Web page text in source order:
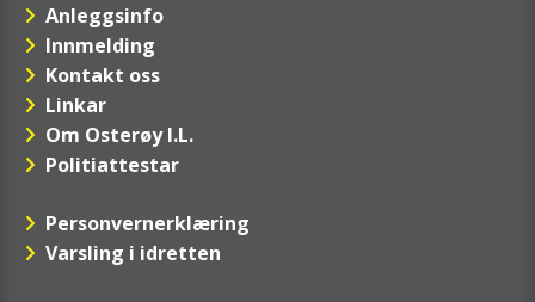
Anleggsinfo
Innmelding
Kontakt oss
Linkar
Om Osterøy I.L.
Politiattestar
Personvernerklæring
Varsling i idretten